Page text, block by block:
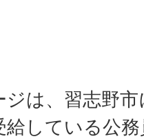
ジは、習志野
給している公